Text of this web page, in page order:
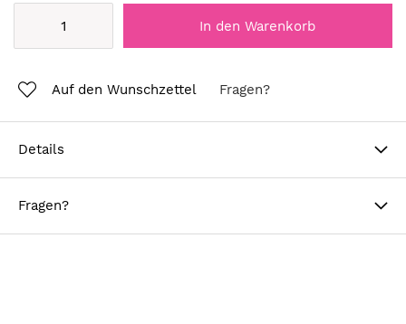
In den Warenkorb
Auf den Wunschzettel Fragen?
Details
Fragen?